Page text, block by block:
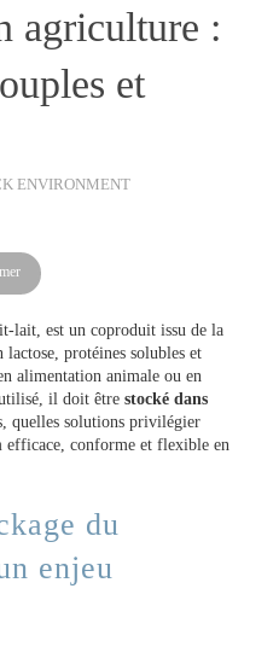
agriculture :
et
ENVIRONMENT
lait, est un coproduit issu de la
protéines solubles et
alimentation animale ou en
il doit être stocké dans
quelles solutions privilégier
efficace, conforme et flexible en
du
enjeu